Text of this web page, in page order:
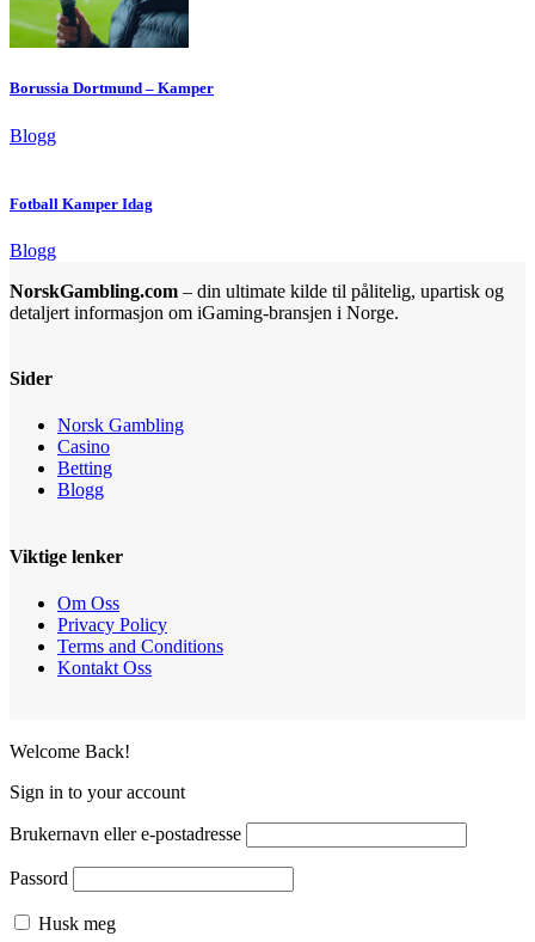
Borussia Dortmund – Kamper
Blogg
Fotball Kamper Idag
Blogg
NorskGambling.com – din ultimate kilde til pålitelig, upartisk og
detaljert informasjon om iGaming-bransjen i Norge.
Sider
Norsk Gambling
Casino
Betting
Blogg
Viktige lenker
Om Oss
Privacy Policy
Terms and Conditions
Kontakt Oss
Welcome Back!
Sign in to your account
Brukernavn eller e-postadresse
Passord
Husk meg